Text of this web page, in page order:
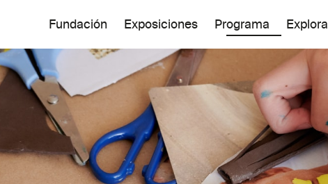
Fundación Exposiciones Programa Explora